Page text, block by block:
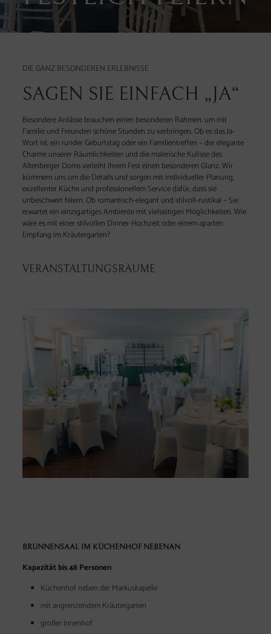
DIE GANZ BESONDEREN ERLEBNISSE
SAGEN SIE EINFACH „JA“
Besondere Anlässe brauchen einen besonderen Rahmen, um mit
Familie und Freunden schöne Stunden zu verbringen. Ob es das Ja-
Wort ist, ein runder Geburtstag oder ein Familientreffen – der elegante
Charme unserer Räumlichkeiten und die malerische Kulisse des
Altenberger Doms verleiht Ihrem Fest einen besonderen Glanz. Wir
kümmern uns um die Details und sorgen mit individueller Planung,
exzellenter Küche und professionellem Service dafür, dass sie
unbeschwert feiern. Ob romantisch-elegant und stilvoll-rustikal – Sie
erwartet ein einzigartiges Ambiente mit vielseitigen Möglichkeiten. Wie
wäre es mit einer stilvollen Dinner-Hochzeit oder einem aparten
Empfang im Kräutergarten?
VERANSTALTUNGSRÄUME
BRUNNENSAAL IM KÜCHENHOF NEBENAN
Kapazität bis 48 Personen
Küchenhof neben der Markuskapelle
mit angrenzendem Kräutergarten
großer Innenhof